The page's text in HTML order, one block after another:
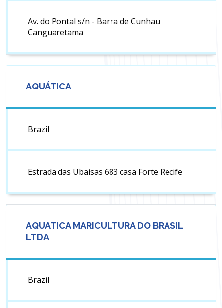
Av. do Pontal s/n - Barra de Cunhau
Canguaretama
AQUÁTICA
Brazil
Estrada das Ubaisas 683 casa Forte Recife
AQUATICA MARICULTURA DO BRASIL
LTDA
Brazil